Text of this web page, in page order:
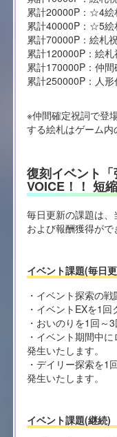
累計20000P：☆4絵
累計40000P：☆5絵
累計70000P：絵札
累計120000P：絵
累計170000P：仲
累計250000P：人形
※仲間確定祝詞で登
する絵札はゲーム内
復刻イベント
VOICE！！ 短
毎日更新の課題は
および報酬獲得がで
イベント課題(毎日
・イベント探索の
・イベントEXを1回
・おいのりを1回～
・イベント期間中
発生いたします。
・デイリー探索を
発生いたします。
イベント課題(継続)